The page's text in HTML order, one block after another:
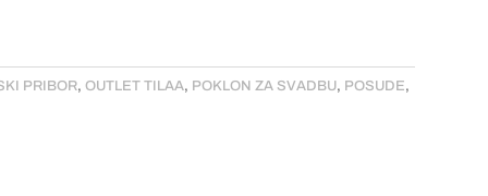
PRIBOR, OUTLET TILAA, POKLON ZA SVADBU, POSUDE,